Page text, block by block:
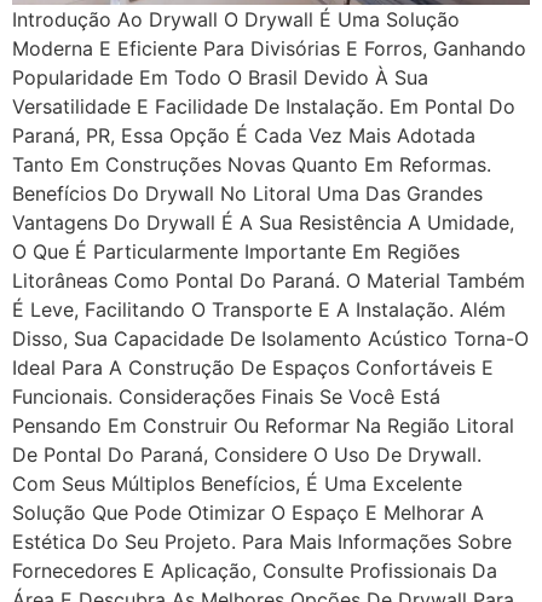
Introdução Ao Drywall O Drywall É Uma Solução
Moderna E Eficiente Para Divisórias E Forros, Ganhando
Popularidade Em Todo O Brasil Devido À Sua
Versatilidade E Facilidade De Instalação. Em Pontal Do
Paraná, PR, Essa Opção É Cada Vez Mais Adotada
Tanto Em Construções Novas Quanto Em Reformas.
Benefícios Do Drywall No Litoral Uma Das Grandes
Vantagens Do Drywall É A Sua Resistência A Umidade,
O Que É Particularmente Importante Em Regiões
Litorâneas Como Pontal Do Paraná. O Material Também
É Leve, Facilitando O Transporte E A Instalação. Além
Disso, Sua Capacidade De Isolamento Acústico Torna-O
Ideal Para A Construção De Espaços Confortáveis E
Funcionais. Considerações Finais Se Você Está
Pensando Em Construir Ou Reformar Na Região Litoral
De Pontal Do Paraná, Considere O Uso De Drywall.
Com Seus Múltiplos Benefícios, É Uma Excelente
Solução Que Pode Otimizar O Espaço E Melhorar A
Estética Do Seu Projeto. Para Mais Informações Sobre
Fornecedores E Aplicação, Consulte Profissionais Da